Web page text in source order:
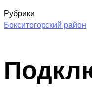
Рубрики
Бокситогорский район